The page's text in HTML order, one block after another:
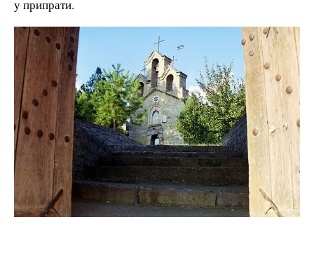
у припрати.